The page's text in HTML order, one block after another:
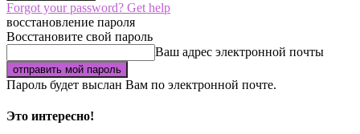
Forgot your password? Get help
восстановление пароля
Восстановите свой пароль
Ваш адрес электронной почты
Пароль будет выслан Вам по электронной почте.
Это интересно!